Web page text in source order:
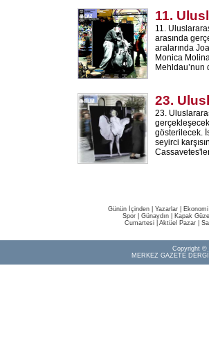
11.
11.
arasında
aralarında
Monica
23.
23.
gösterilecek.
seyirci
Günün İçinden Yazarlar Ekonomi
Spor
Günaydın Kapak
Cumartesi| Aktüel Pazar|
Copyright ©
MERKEZ GAZETE